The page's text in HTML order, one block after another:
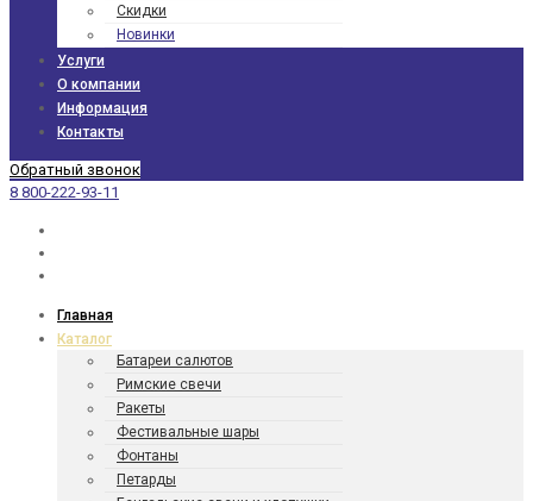
Скидки
Новинки
Услуги
О компании
Информация
Контакты
Обратный звонок
8 800-222-93-11
Главная
Каталог
Батареи салютов
Римские свечи
Ракеты
Фести­валь­ные шары
Фонтаны
Петарды